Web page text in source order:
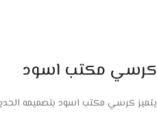
كرسي مكتب اسود
يتميز كرسي مكتب اسود بتصميمه